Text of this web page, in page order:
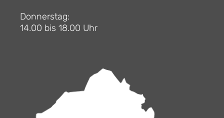
Donnerstag:
14.00 bis 18.00 Uhr